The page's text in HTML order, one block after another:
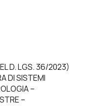
D. LGS. 36/2023)
DI SISTEMI
–
–